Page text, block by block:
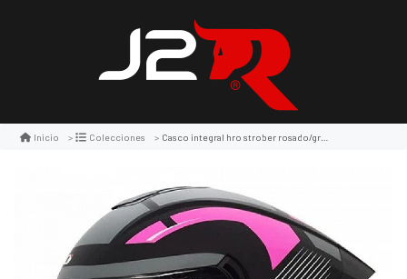
Inicio Colecciones Casco integral hro strober rosado/gris/negro